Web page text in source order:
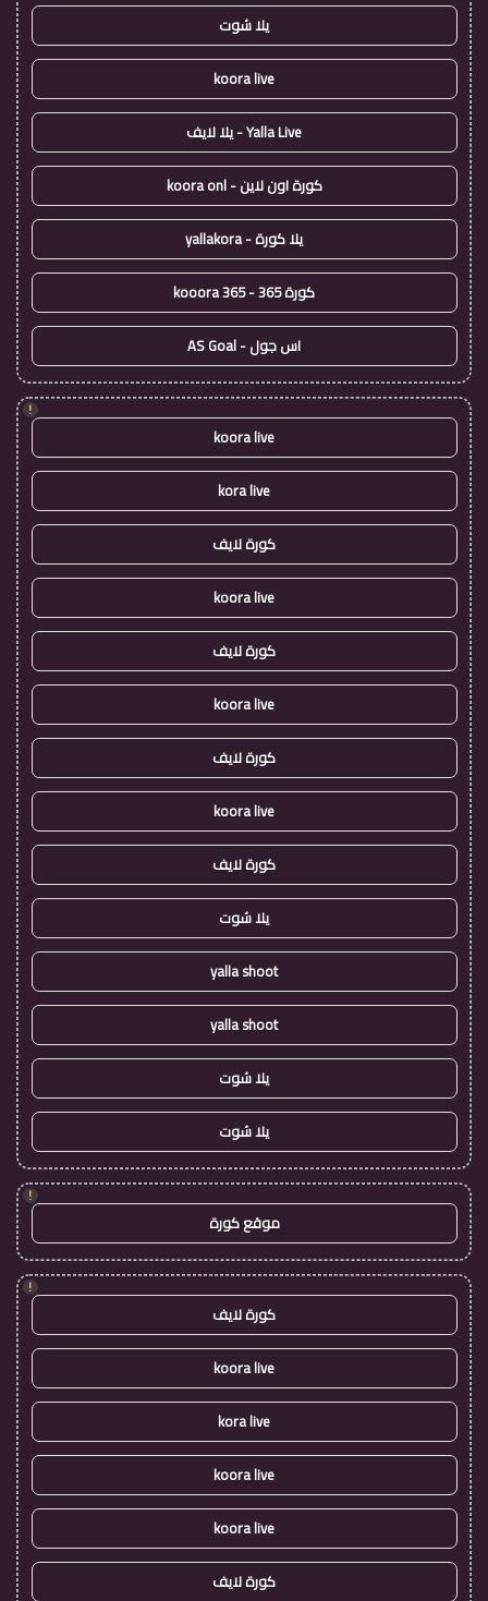
يلا شوت
koora live
Yalla Live - يلا لايف
كورة اون لاين - koora onl
يلا كورة - yallakora
كورة 365 - kooora 365
اس جول - AS Goal
!
koora live
kora live
كورة لايف
koora live
كورة لايف
koora live
كورة لايف
koora live
كورة لايف
يلا شوت
yalla shoot
yalla shoot
يلا شوت
يلا شوت
!
موقع كورة
!
كورة لايف
koora live
kora live
koora live
koora live
كورة لايف